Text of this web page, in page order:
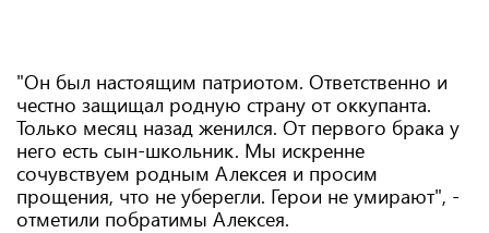
"Он был настоящим патриотом. Ответственно и
честно защищал родную страну от оккупанта.
Только месяц назад женился. От первого брака у
него есть сын-школьник. Мы искренне
сочувствуем родным Алексея и просим
прощения, что не уберегли. Герои не умирают", -
отметили побратимы Алексея.